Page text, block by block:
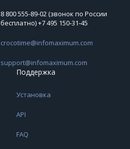
8 800 555-89-02 (звонок по России
бесплатно) +7 495 150‑31‑45
crocotime@infomaximum.com
support@infomaximum.com
Поддержка
Установка
API
FAQ